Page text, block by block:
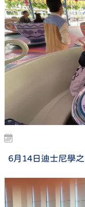
6月14日迪士尼學